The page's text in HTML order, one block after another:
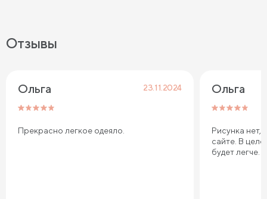
Отзывы
Ольга 23.11.2024
Прекрасно легкое одеяло.
Ольга
Рисунка нет,
сайте. В
будет легче.